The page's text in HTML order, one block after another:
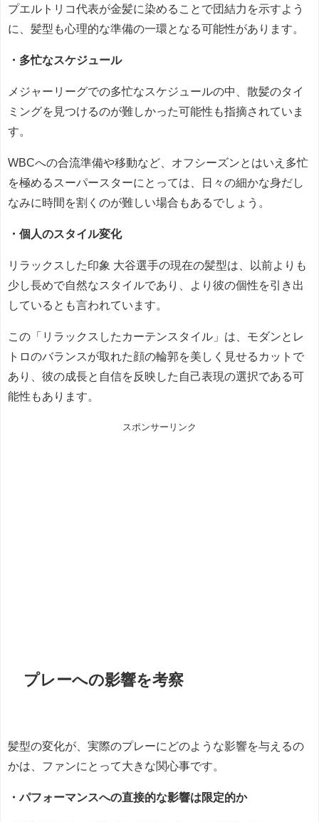
プエルトリコ代表が金髪に染めることで団結力を示すよう
に、髪型も心理的な準備の一環となる可能性があります。
・多忙なスケジュール
メジャーリーグでの多忙なスケジュールの中、散髪のタイ
ミングを見つけるのが難しかった可能性も指摘されていま
す。
WBCへの合流準備や移動など、オフシーズンとはいえ多忙
を極めるスーパースターにとっては、日々の細かな身だし
なみに時間を割くのが難しい場合もあるでしょう。
・個人のスタイル変化
リラックスした印象 大谷選手の現在の髪型は、以前よりも
少し長めで自然なスタイルであり、より彼の個性を引き出
しているとも言われています。
この「リラックスしたカーテンスタイル」は、モダンとレ
トロのバランスが取れた顔の輪郭を美しく見せるカットで
あり、彼の成長と自信を反映した自己表現の選択である可
能性もあります。
スポンサーリンク
プレーへの影響を考察
髪型の変化が、実際のプレーにどのような影響を与えるの
かは、ファンにとって大きな関心事です。
・パフォーマンスへの直接的な影響は限定的か